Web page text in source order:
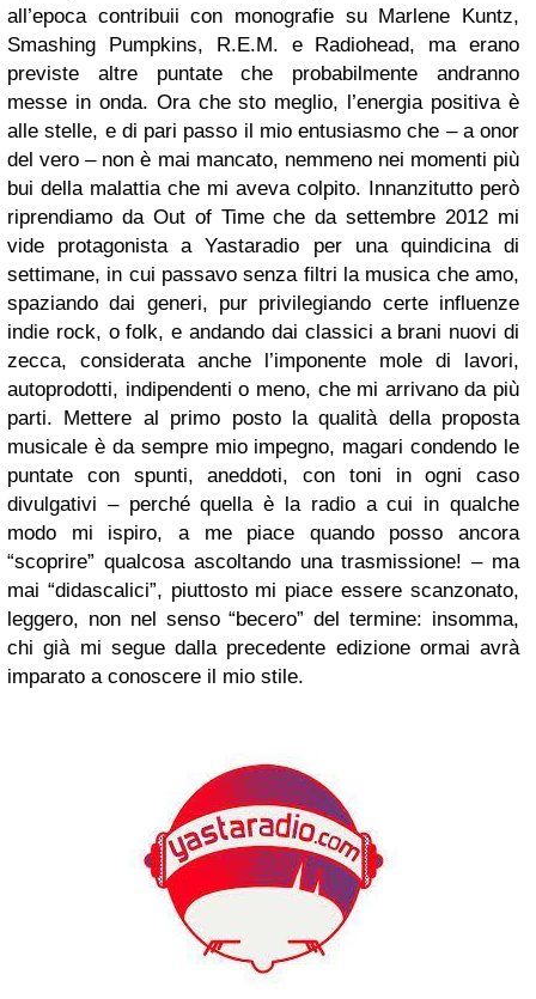
all’epoca contribuii con monografie su Marlene Kuntz,
Smashing Pumpkins, R.E.M. e Radiohead, ma erano
previste altre puntate che probabilmente andranno
messe in onda. Ora che sto meglio, l’energia positiva è
alle stelle, e di pari passo il mio entusiasmo che – a onor
del vero – non è mai mancato, nemmeno nei momenti più
bui della malattia che mi aveva colpito. Innanzitutto però
riprendiamo da Out of Time che da settembre 2012 mi
vide protagonista a Yastaradio per una quindicina di
settimane, in cui passavo senza filtri la musica che amo,
spaziando dai generi, pur privilegiando certe influenze
indie rock, o folk, e andando dai classici a brani nuovi di
zecca, considerata anche l’imponente mole di lavori,
autoprodotti, indipendenti o meno, che mi arrivano da più
parti. Mettere al primo posto la qualità della proposta
musicale è da sempre mio impegno, magari condendo le
puntate con spunti, aneddoti, con toni in ogni caso
divulgativi – perché quella è la radio a cui in qualche
modo mi ispiro, a me piace quando posso ancora
“scoprire” qualcosa ascoltando una trasmissione! – ma
mai “didascalici”, piuttosto mi piace essere scanzonato,
leggero, non nel senso “becero” del termine: insomma,
chi già mi segue dalla precedente edizione ormai avrà
imparato a conoscere il mio stile.